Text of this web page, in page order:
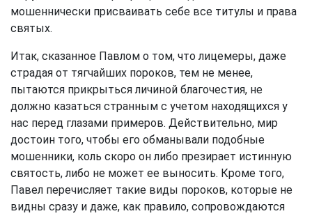
мошеннически присваивать себе все титулы и права
святых.
Итак, сказанное Павлом о том, что лицемеры, даже
страдая от тягчайших пороков, тем не менее,
пытаются прикрыться личиной благочестия, не
должно казаться странным с учетом находящихся у
нас перед глазами примеров. Действительно, мир
достоин того, чтобы его обманывали подобные
мошенники, коль скоро он либо презирает истинную
святость, либо не может ее выносить. Кроме того,
Павел перечисляет такие виды пороков, которые не
видны сразу и даже, как правило, сопровождаются